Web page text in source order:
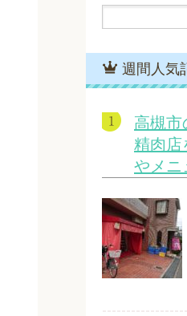
週間人気
高槻市
精肉店
やメニ